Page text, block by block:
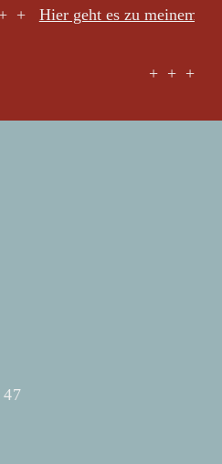
geht es zu meinem Podcast
+ + + + Hier